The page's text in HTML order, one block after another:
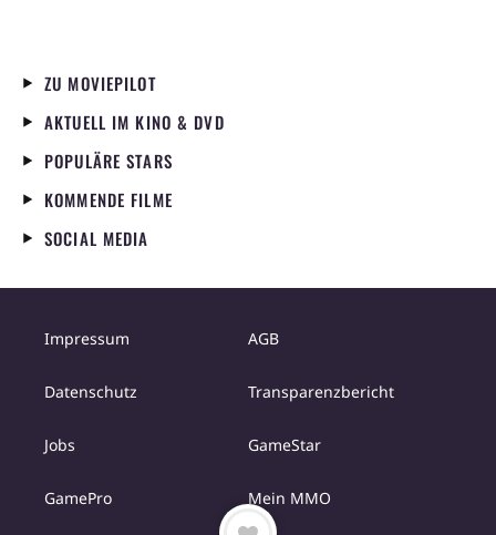
ZU MOVIEPILOT
AKTUELL IM KINO & DVD
POPULÄRE STARS
KOMMENDE FILME
SOCIAL MEDIA
Impressum AGB
Datenschutz Transparenzbericht
Jobs GameStar
GamePro Mein MMO